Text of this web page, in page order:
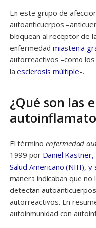
En este grupo de
autoanticuerpos
bloquean al receptor de
enfermedad miastenia
autorreactivos –como
la esclerosis múltiple–.
¿Qué son las
El término enfermedad
1999 por Daniel
Salud Americano (NIH),
manera indicaban que no
detectan
autorreactivos. En
autoinmunidad con